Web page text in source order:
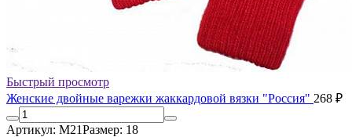
Быстрый просмотр
Женские двойные варежки жаккардовой вязки "Россия" 268 ₽
Артикул: М21Размер: 18